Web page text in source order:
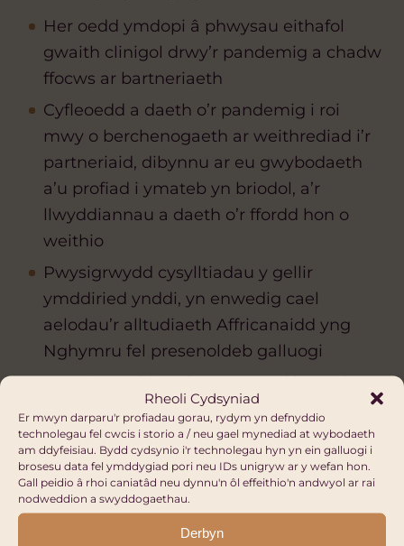
Rheoli Cydsyniad
Er mwyn darparu'r profiadau gorau, rydym yn defnyddio
technolegau fel cwcis i storio a / neu gael mynediad at wybodaeth
am ddyfeisiau. Bydd cydsynio i'r technolegau hyn yn ein galluogi i
brosesu data fel ymddygiad pori neu IDs unigryw ar y wefan hon.
Gall peidio â rhoi caniatâd neu dynnu'n ôl effeithio'n andwyol ar rai
nodweddion a swyddogaethau.
Derbyn
Her oedd ymdopi â phwysau eithafol
gwaith clinigol drwy’r pandemig a chadw
ffocws ar bartneriaeth
Cyfleoedd a daeth o’r pandemig i roi
mwy o berchenogaeth ar weithrediad i’r
partneriaid, dibynnu ar eu gwybodaeth
a’u profiad i ymateb yn briodol, a’r
llwyddiannau a daeth o’r ffordd hon o
weithio
Pwysigrwydd cysylltiadau y gellir
ymddiried ynddi, yn enwedig cael
aelodau’r alltudiaeth Affricanaidd yng
Nghymru fel presenoldeb galluogi
Pwysigrwydd cael y gymuned i arwain y
gwaith a gweithio gyda gweithwyr
iechyd cymuned ar gyfer canlyniadau
iechyd cyhoeddus.
Erthyglau Eraill